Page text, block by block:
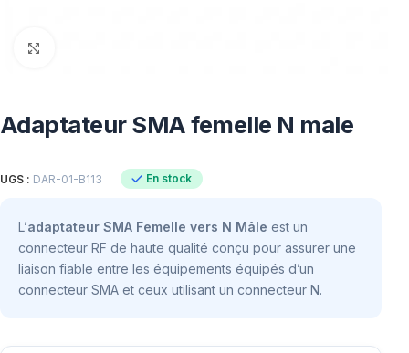
Adaptateur SMA femelle N male
UGS : DAR-01-B113 En stock
L’adaptateur SMA Femelle vers N Mâle est un
connecteur RF de haute qualité conçu pour assurer une
liaison fiable entre les équipements équipés d’un
connecteur SMA et ceux utilisant un connecteur N.